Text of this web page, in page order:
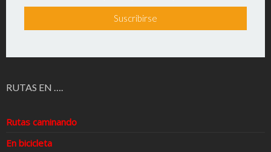
RUTAS EN ….
Rutas caminando
En bicicleta